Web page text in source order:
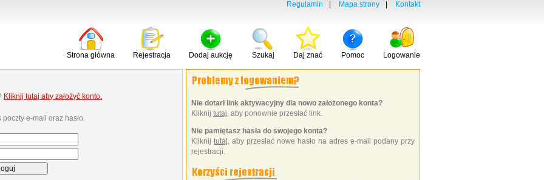
Regulamin Mapa strony Kontakt
Logowanie
Pomoc
Daj znać
Szukaj
Dodaj aukcję
Rejestracja
Strona główna
Kliknij tutaj aby założyć konto.
e-mail oraz hasło.
Nie dotarł link aktywacyjny dla nowo założonego konta?
Kliknij tutaj, aby ponownie przesłać link.
Nie pamiętasz hasła do swojego konta?
Kliknij tutaj, aby przesłać nowe hasło na adres e-mail podany przy
rejestracji.